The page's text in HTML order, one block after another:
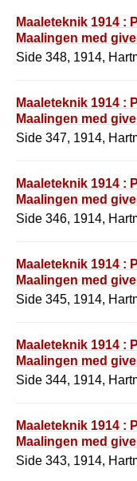
Maaleteknik 1914 :
Maalingen med
Side 348, 1914,
Maaleteknik 1914 :
Maalingen med
Side 347, 1914,
Maaleteknik 1914 :
Maalingen med
Side 346, 1914,
Maaleteknik 1914 :
Maalingen med
Side 345, 1914,
Maaleteknik 1914 :
Maalingen med
Side 344, 1914,
Maaleteknik 1914 :
Maalingen med
Side 343, 1914,